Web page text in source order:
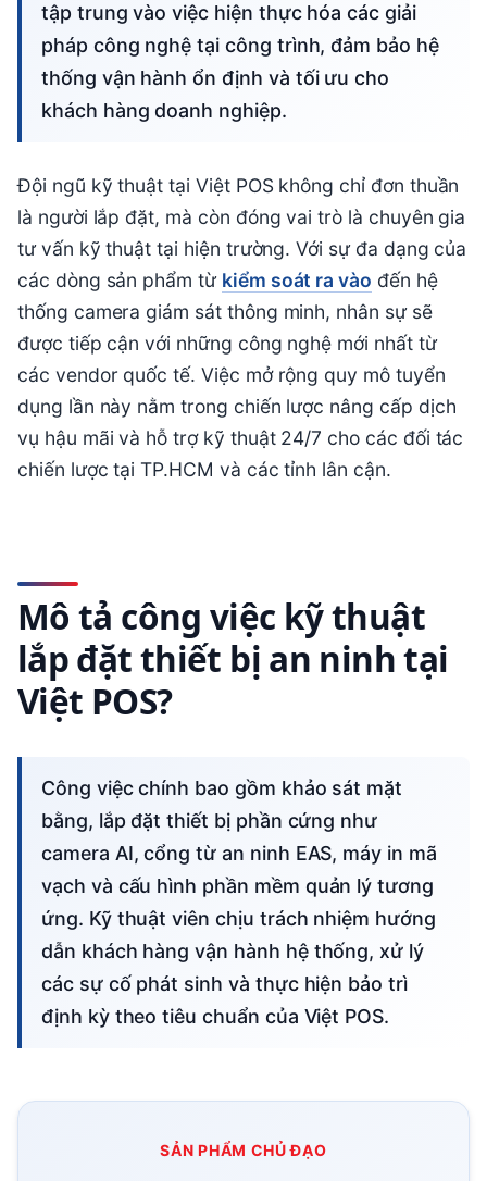
tập trung vào việc hiện thực hóa các giải
pháp công nghệ tại công trình, đảm bảo hệ
thống vận hành ổn định và tối ưu cho
khách hàng doanh nghiệp.
Đội ngũ kỹ thuật tại Việt POS không chỉ đơn thuần
là người lắp đặt, mà còn đóng vai trò là chuyên gia
tư vấn kỹ thuật tại hiện trường. Với sự đa dạng của
các dòng sản phẩm từ kiểm soát ra vào đến hệ
thống camera giám sát thông minh, nhân sự sẽ
được tiếp cận với những công nghệ mới nhất từ
các vendor quốc tế. Việc mở rộng quy mô tuyển
dụng lần này nằm trong chiến lược nâng cấp dịch
vụ hậu mãi và hỗ trợ kỹ thuật 24/7 cho các đối tác
chiến lược tại TP.HCM và các tỉnh lân cận.
Mô tả công việc kỹ thuật
lắp đặt thiết bị an ninh tại
Việt POS?
Công việc chính bao gồm khảo sát mặt
bằng, lắp đặt thiết bị phần cứng như
camera AI, cổng từ an ninh EAS, máy in mã
vạch và cấu hình phần mềm quản lý tương
ứng. Kỹ thuật viên chịu trách nhiệm hướng
dẫn khách hàng vận hành hệ thống, xử lý
các sự cố phát sinh và thực hiện bảo trì
định kỳ theo tiêu chuẩn của Việt POS.
SẢN PHẨM CHỦ ĐẠO